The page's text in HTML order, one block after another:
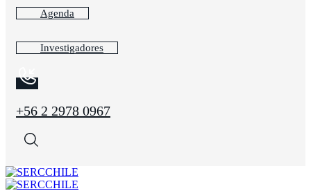
Agenda
Investigadores
+56 2 2978 0967